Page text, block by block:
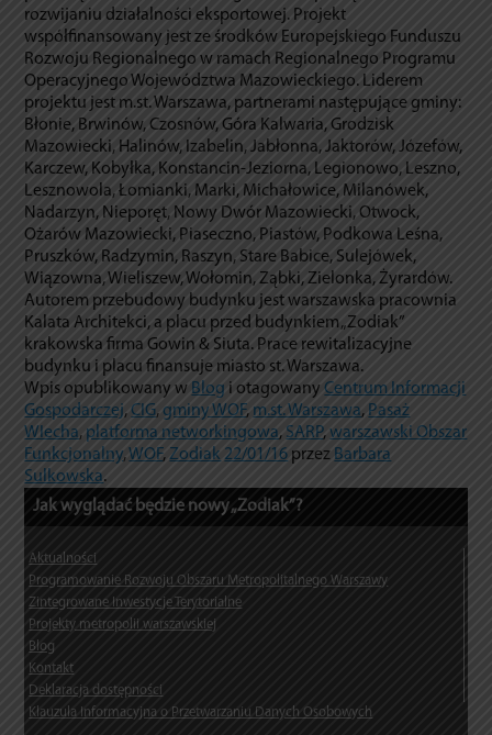
rozwijaniu działalności eksportowej. Projekt
współfinansowany jest ze środków Europejskiego Funduszu
Rozwoju Regionalnego w ramach Regionalnego Programu
Operacyjnego Województwa Mazowieckiego. Liderem
projektu jest m.st. Warszawa, partnerami następujące gminy:
Błonie, Brwinów, Czosnów, Góra Kalwaria, Grodzisk
Mazowiecki, Halinów, Izabelin, Jabłonna, Jaktorów, Józefów,
Karczew, Kobyłka, Konstancin-Jeziorna, Legionowo, Leszno,
Lesznowola, Łomianki, Marki, Michałowice, Milanówek,
Nadarzyn, Nieporęt, Nowy Dwór Mazowiecki, Otwock,
Ożarów Mazowiecki, Piaseczno, Piastów, Podkowa Leśna,
Pruszków, Radzymin, Raszyn, Stare Babice, Sulejówek,
Wiązowna, Wieliszew, Wołomin, Ząbki, Zielonka, Żyrardów.
Autorem przebudowy budynku jest warszawska pracownia
Kalata Architekci, a placu przed budynkiem „Zodiak”
krakowska firma Gowin & Siuta. Prace rewitalizacyjne
budynku i placu finansuje miasto st. Warszawa.
Wpis opublikowany w Blog i otagowanyCentrum Informacji
Gospodarczej, CIG,gminy WOF, m.st. Warszawa, Pasaż
WIecha, platforma networkingowa, SARP,warszawski Obszar
Funkcjonalny,WOF,Zodiak 22/01/16 przez Barbara
Sulkowska.
Jak wyglądać będzie nowy „Zodiak”?
Aktualności
Programowanie Rozwoju Obszaru Metropolitalnego Warszawy
Zintegrowane Inwestycje Terytorialne
Projekty metropolii warszawskiej
Blog
Kontakt
Deklaracja dostępności
Klauzula Informacyjna o Przetwarzaniu Danych Osobowych